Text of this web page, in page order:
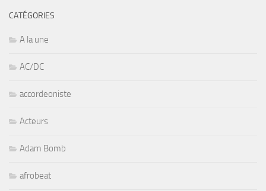
CATÉGORIES
A la une
AC/DC
accordeoniste
Acteurs
Adam Bomb
afrobeat